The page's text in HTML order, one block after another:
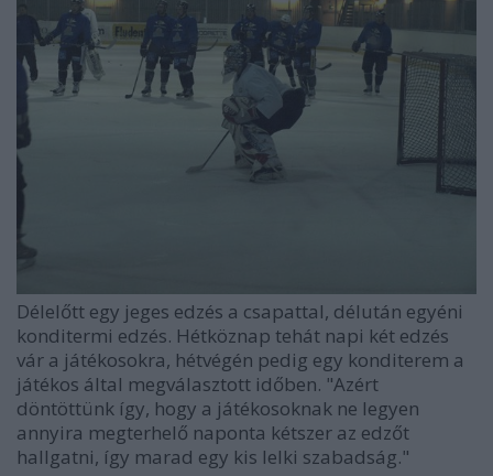
Délelőtt egy jeges edzés a csapattal, délután egyéni
konditermi edzés. Hétköznap tehát napi két edzés
vár a játékosokra, hétvégén pedig egy konditerem a
játékos által megválasztott időben. "Azért
döntöttünk így, hogy a játékosoknak ne legyen
annyira megterhelő naponta kétszer az edzőt
hallgatni, így marad egy kis lelki szabadság."